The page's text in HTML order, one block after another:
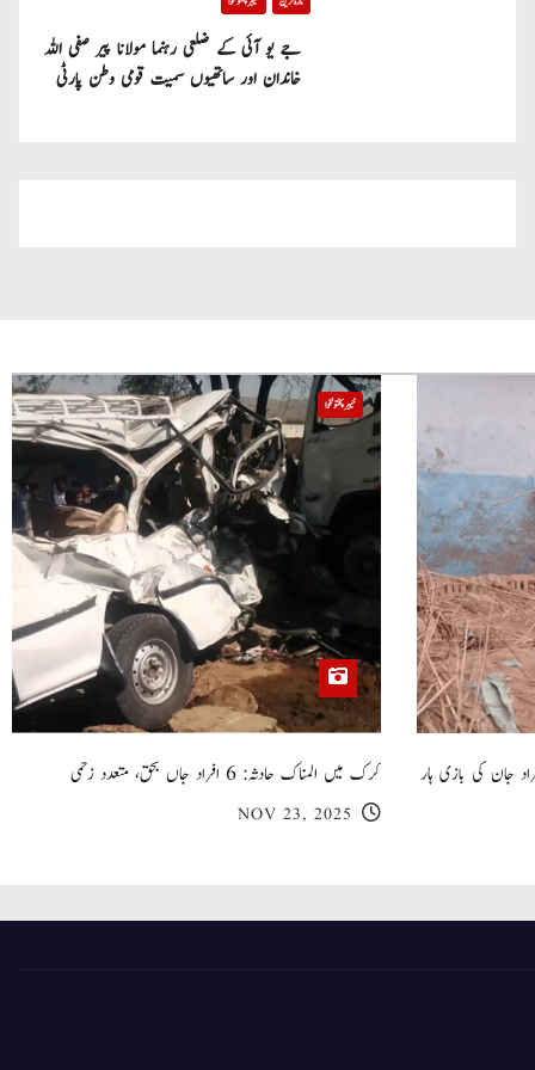
جے یو آئی کے ضلعی رہنما مولانا پیر صفی اللہ
خاندان اور ساتھیوں سمیت قومی وطن پارٹی
گھر کی چھت گرنے کا سانحہ: 5 افراد جان کی بازی ہار
خیبر پختونخوا
کرک میں المناک حادثہ: 6 افراد جاں بحق، متعدد زخمی
NOV 23, 2025